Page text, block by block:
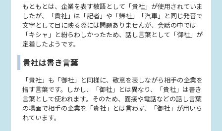
もともとは、企業を表す敬語として「貴社」が使用されていま
したが、「貴社」は「記者」や「帰社」「汽車」と同じ発音で
文字として目に映る際には問題ありませんが、会話の中では
「キシャ」と紛らわしかったため、話し言葉として「御社」が
定着したようです。
貴社は書き言葉
「貴社」も「御社」と同様に、敬意を表しながら相手の企業を
指す言葉です。しかし、「御社」とは異なり、「貴社」は書き
言葉として使われます。そのため、面接や電話などの話し言葉
の場面で相手の企業を「貴社」とは言わず、「御社」が用いら
れています。